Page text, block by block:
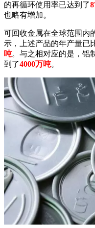
的再循环使用率已达到了
也略有增加。
可回收金属在全球范围内
示，上述产品的年产量已
吨。与之相对应的是，铝
到了4000万吨。